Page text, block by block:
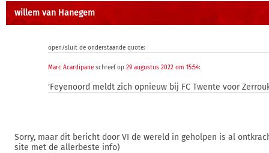
willem van Hanegem
open/sluit de onderstaande quote:
Marc Acardipane schreef op 29 augustus 2022 om 15:54:
'Feyenoord meldt zich opnieuw bij FC Twente voor
Sorry, maar dit bericht door VI de wereld in geholpen is al
site met de allerbeste info)